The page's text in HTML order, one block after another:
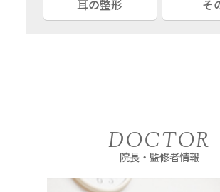
耳の整形 そ
DOCTOR
院長・監修者情報